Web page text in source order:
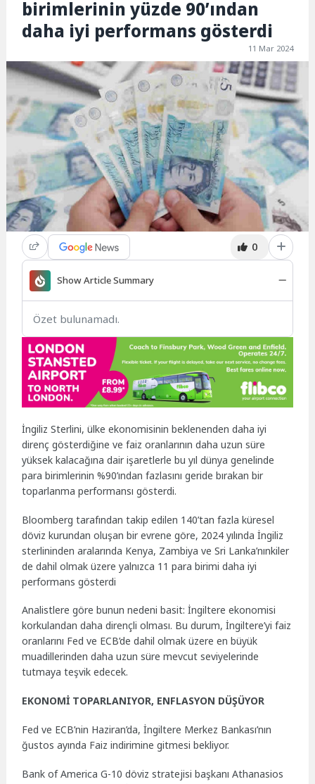
birimlerinin yüzde 90’ından
daha iyi performans gösterdi
11 Mar 2024
0
Show Article Summary
Özet bulunamadı.
İngiliz Sterlini, ülke ekonomisinin beklenenden daha iyi
direnç gösterdiğine ve faiz oranlarının daha uzun süre
yüksek kalacağına dair işaretlerle bu yıl dünya genelinde
para birimlerinin %90’ından fazlasını geride bırakan bir
toparlanma performansı gösterdi.
Bloomberg tarafından takip edilen 140’tan fazla küresel
döviz kurundan oluşan bir evrene göre, 2024 yılında İngiliz
sterlininden aralarında Kenya, Zambiya ve Sri Lanka’nınkiler
de dahil olmak üzere yalnızca 11 para birimi daha iyi
performans gösterdi
Analistlere göre bunun nedeni basit: İngiltere ekonomisi
korkulandan daha dirençli olması. Bu durum, İngiltere’yi faiz
oranlarını Fed ve ECB’de dahil olmak üzere en büyük
muadillerinden daha uzun süre mevcut seviyelerinde
tutmaya teşvik edecek.
EKONOMİ TOPARLANIYOR, ENFLASYON DÜŞÜYOR
Fed ve ECB’nin Haziran’da, İngiltere Merkez Bankası’nın
ğustos ayında Faiz indirimine gitmesi bekliyor.
Bank of America G-10 döviz stratejisi başkanı Athanasios